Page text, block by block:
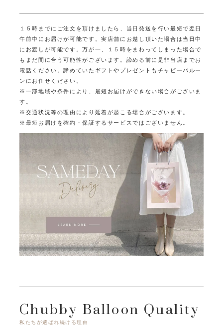
１５時までにご注文を頂けましたら、当日発送を行い最短で翌日
午前中にお届けが可能です。実店舗にお越し頂いた場合は当日中
にお渡しが可能です。万が一、１５時をまわってしまった場合で
もまだ間に合う可能性がございます。 諦める前に是非当店までお
電話ください。諦めていたギフトやプレゼントもチャビーバルー
ンにお任せください。
※一部地域や条件により、最短お届けができない場合がございま
す。
※交通状況等の理由により延着が起こる場合がございます。
※最短お届けを確約・保証するサービスではございません。
Chubby Balloon Quality
私たちが選ばれ続ける理由